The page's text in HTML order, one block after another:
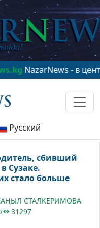
NazarNews - в центре
Русский
сбивший
Сузаке.
стало больше
СТАЛКЕРИМОВА
31297